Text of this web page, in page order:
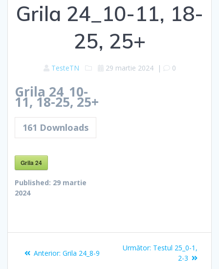
Grila 24_10-11, 18-
25, 25+
TesteTN 29 martie 2024| 0
Grila 24_10-
11, 18-25, 25+
161 Downloads
Grila 24
Published: 29 martie
2024
Anterior: Articolul
Grila 24_8-9
Următor: Articolul
următor:
Testul 25_0-1,
2-3